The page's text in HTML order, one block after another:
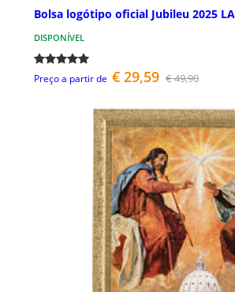
Bolsa logótipo oficial Jubileu 2025
DISPONÍVEL
Preço a partir de € 29,59 € 49,90